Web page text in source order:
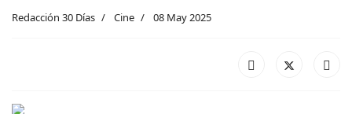
Redacción 30 Días Cine 08 May 2025